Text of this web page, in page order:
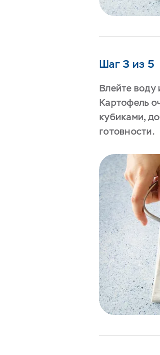
Шаг 3 из 5
Влейте воду
Картофель
кубиками,
готовности.